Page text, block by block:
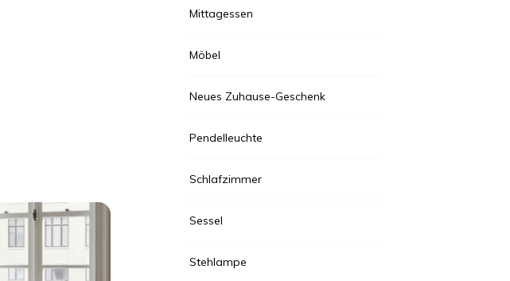
Mittagessen
Möbel
Neues Zuhause-Geschenk
Pendelleuchte
Schlafzimmer
Sessel
Stehlampe